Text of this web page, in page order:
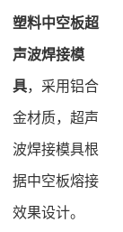
塑料中空板超
声波焊接模
具，采用铝合
金材质，超声
波焊接模具根
据中空板熔接
效果设计。